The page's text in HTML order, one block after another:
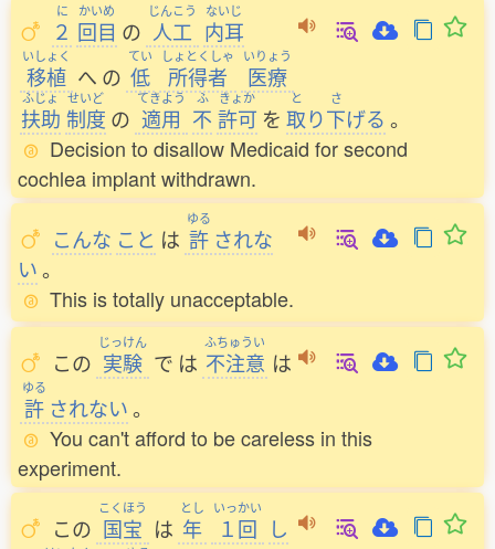
に
２
かいめ
回目 の
じんこう
人工
ないじ
内耳
いしょく
移植 へ の
てい
低
しょとくしゃ
所得者
いりょう
医療
ふじょ
扶助
せいど
制度 の
てきよう
適用
ふ
不
きょか
許可 を
と
取り
さ
下げる 。
Decision to disallow Medicaid for second
cochlea implant withdrawn.
こんな こと は
ゆる
許 されな
い。
This is totally unacceptable.
この
じっけん
実験 で は
ふちゅうい
不注意 は
ゆる
許 されない。
You can't afford to be careless in this
experiment.
この
こくほう
国宝 は
とし
年
いっかい
１回 し